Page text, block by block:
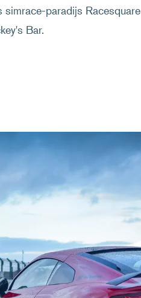
simrace-paradijs Racesquare
Bar.